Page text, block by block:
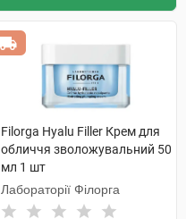
Filorga Hyalu Filler Крем для
обличчя зволожувальний 50
мл 1 шт
Лабораторії Філорга